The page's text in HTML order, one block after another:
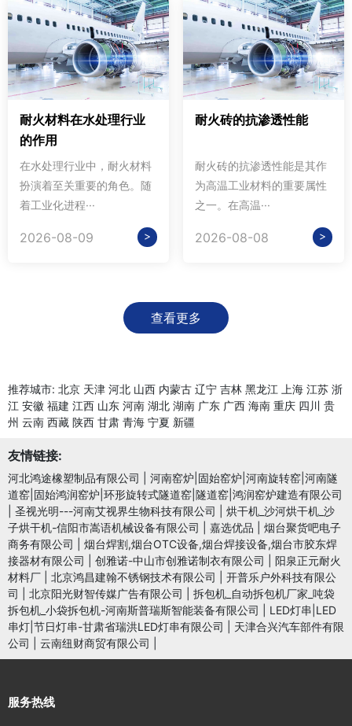
耐火材料在水处理行业
的作用
在水处理行业中，耐火材料
扮演着至关重要的角色。随
着工业化进程···
2026-08-09 >
耐火砖的抗渗透性能
耐火砖的抗渗透性能是其作
为高温工业材料的重要属性
之一。在高温···
2026-08-08 >
查看更多
推荐城市: 北京 天津 河北 山西 内蒙古 辽宁 吉林 黑龙江 上海 江苏 浙
江 安徽 福建 江西 山东 河南 湖北 湖南 广东 广西 海南 重庆 四川 贵
州 云南 西藏 陕西 甘肃 青海 宁夏 新疆
友情链接:
河北鸿途橡塑制品有限公司
河南窑炉|固始窑炉|河南旋转窑|河南隧
道窑|固始鸿润窑炉|环形旋转式隧道窑|隧道窑|鸿润窑炉建造有限公司
圣视光明---河南艾视界生物科技有限公司
烘干机_沙河烘干机_沙
子烘干机-信阳市嵩语机械设备有限公司
嘉选优品
烟台聚货吧电子
商务有限公司
烟台焊割,烟台OTC设备,烟台焊接设备,烟台市胶东焊
接器材有限公司
创雅诺-中山市创雅诺制衣有限公司
阳泉正元耐火
材料厂
北京鸿昌建翰不锈钢技术有限公司
开普乐户外科技有限公
司
北京阳光财智传媒广告有限公司
拆包机_自动拆包机厂家_吨袋
拆包机_小袋拆包机-河南斯普瑞斯智能装备有限公司
LED灯串|LED
串灯|节日灯串-甘肃省瑞洪LED灯串有限公司
天津合兴汽车部件有限
公司
云南纽财商贸有限公司
服务热线